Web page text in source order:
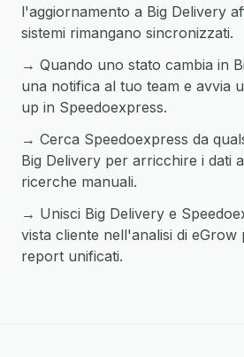
l'aggiornamento a Big Delivery
sistemi rimangano sincronizzati.
→ Quando uno stato cambia in
una notifica al tuo team e avvia
up in Speedoexpress.
→ Cerca Speedoexpress da
Big Delivery per arricchire i dati
ricerche manuali.
→ Unisci Big Delivery e
vista cliente nell'analisi di eGrow
report unificati.